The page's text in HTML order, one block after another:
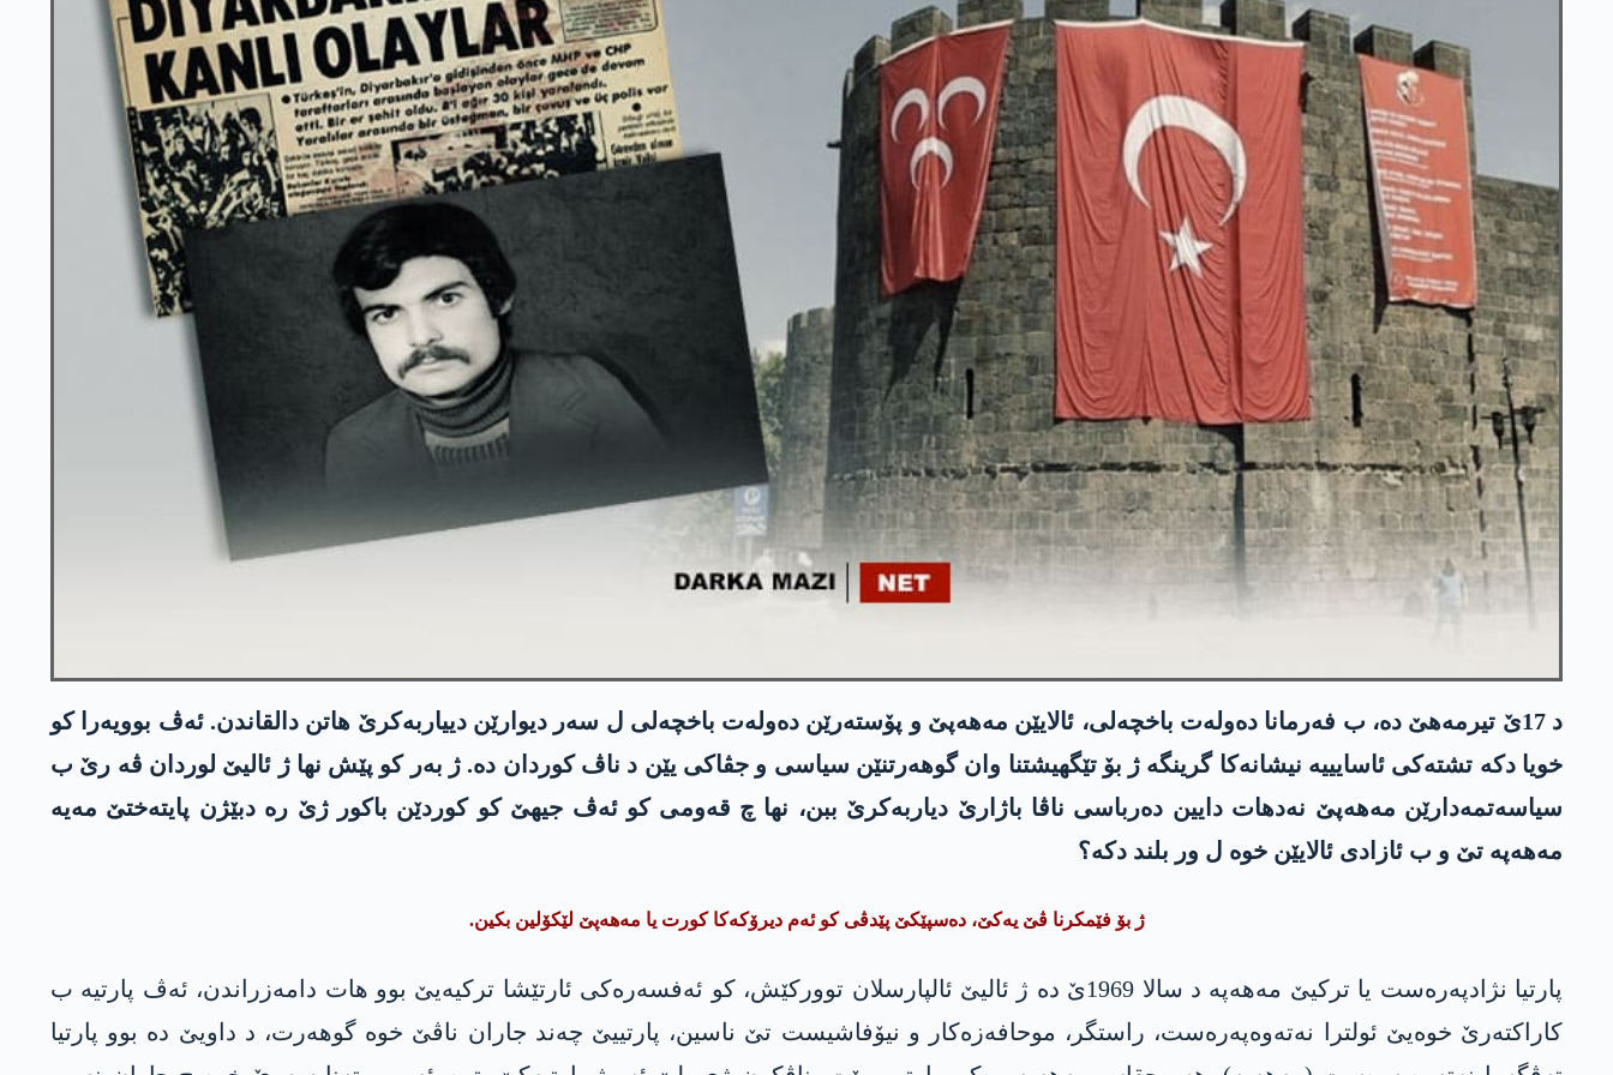
د 17ێ تیرمەھێ دە، ب فەرمانا دەولەت باخچەلی، ئالایێن مەھەپێ و پۆستەرێن دەولەت باخچەلی ل سەر دیوارێن دییاربەکرێ ھاتن دالقاندن. ئەڤ بوویەرا کو
خویا دکە تشتەکی ئاسایییە نیشانەکا گرینگە ژ بۆ تێگھیشتنا وان گوھەرتنێن سیاسی و جڤاکی یێن د ناڤ کوردان دە. ژ بەر کو پێش نها ژ ئالیێ لوردان ڤە رێ ب
سیاسەتمەدارێن مەهەپێ نەدهات دایین دەرباسی ناڤا باژارێ دیاربەکرێ ببن، نها چ قەومی کو ئەڤ جیهێ کو کوردێن باکور ژێ رە دبێژن پایتەختێ مەیە
مەھەپە تێ و ب ئازادی ئالایێن خوە ل ور بلند دکە؟
ژ بۆ فێمکرنا ڤێ یەکێ، دەسپێکێ پێدڤی کو ئەم دیرۆکەکا کورت یا مەھەپێ لێکۆلین بکین.
پارتیا نژادپەرەست یا ترکیێ مەهەپە د سالا 1969ێ دە ژ ئالیێ ئالپارسلان توورکێش، کو ئەفسەرەکی ئارتێشا ترکیەیێ بوو هات دامەزراندن، ئەڤ پارتیە ب
کاراکتەرێ خوەیێ ئولترا نەتەوەپەرەست، راستگر، موحافەزەکار و نیۆفاشیست تێ ناسین، پارتییێ چەند جاران ناڤێ خوە گوھەرت، د داویێ دە بوو پارتیا